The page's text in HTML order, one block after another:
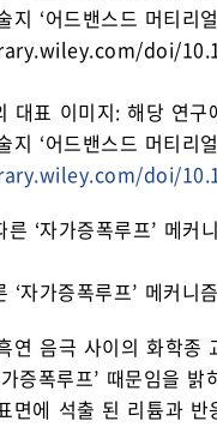
대표 이미지: 해당 연구
지 ‘어드밴스드 머티
doi/
‘자가증폭루프’ 메커
연 음극 사이의 화학종
증폭루프’ 때문임을
면에 석출 된 리튬과